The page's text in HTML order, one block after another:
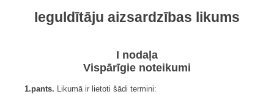
Ieguldītāju aizsardzības likums
I nodaļa
Vispārīgie noteikumi
1.pants. Likumā ir lietoti šādi termini: